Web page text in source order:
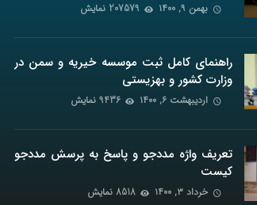
بهمن ۹, ۱۴۰۰ 207579 نمایش
راهنمای کامل ثبت موسسه خیریه و سمن در
وزارت کشور و بهزیستی
اردیبهشت ۶, ۱۴۰۰ 9436 نمایش
تعریف واژه مددجو و پاسخ به پرسش مددجو
کیست
خرداد ۳, ۱۴۰۰ 8518 نمایش